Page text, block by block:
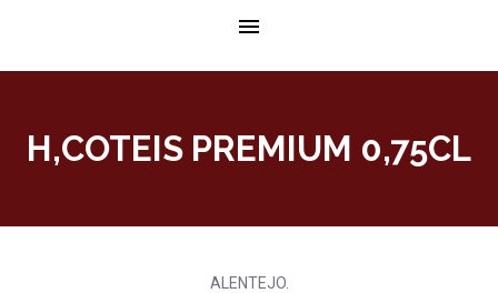
H,COTEIS PREMIUM 0,75CL
ALENTEJO.